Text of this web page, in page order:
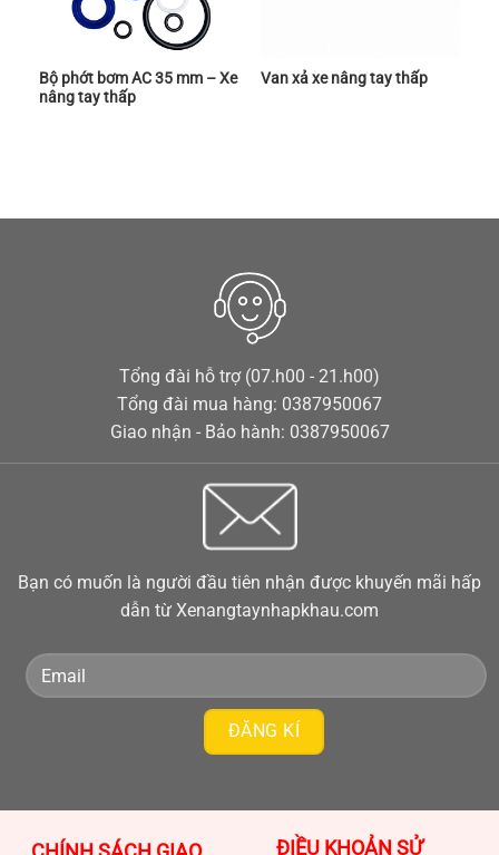
Bộ phớt bơm AC 35 mm – Xe
nâng tay thấp
Van xả xe nâng tay thấp
Tổng đài hỗ trợ (07.h00 - 21.h00)
Tổng đài mua hàng: 0387950067
Giao nhận - Bảo hành: 0387950067
Bạn có muốn là người đầu tiên nhận được khuyến mãi hấp
dẫn từ Xenangtaynhapkhau.com
ĐIỀU KHOẢN SỬ